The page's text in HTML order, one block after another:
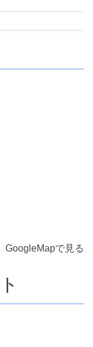
GoogleMapで見る